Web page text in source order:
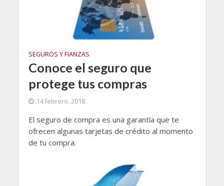
SEGUROS Y FIANZAS
Conoce el seguro que
protege tus compras
14 febrero, 2018
El seguro de compra es una garantía que te
ofrecen algunas tarjetas de crédito al momento
de tu compra.